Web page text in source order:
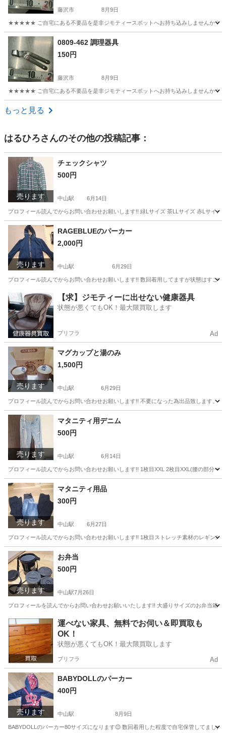
藤沢市 8月9日
★★★★★ ご自宅にある不要品を是非ジモティースポットへお持ち込みしませんか？
神奈川 藤沢市 調理器具 現地
0809-462 調理器具
150円
藤沢市 8月9日
★★★★★ ご自宅にある不要品を是非ジモティースポットへお持ち込みしませんか？
神奈川 藤沢市
もっと見る
はるひろさんのその他の投稿記事：
売ります
チェックシャツ
500円
中山駅 6月14日
プロフィール読んでからお問い合わせお願いします!! 緑Lサイズ 茶LLサイズ 赤Lサイ
神奈川 横浜市 シャツ
売ります
RAGEBLUEのパーカー
2,000円
中山駅 6月29日
プロフィール読んでからお問い合わせお願いします!! 数回着用してますが状態はすご
神奈川 横浜市 中山駅 パーカー ネイビー
【求】ジモティーに出せない健康器具
状態が悪くてもOK！最大限買取します
プリフラ Ad
売ります
マグカップと湯のみ
1,500円
中山駅 6月29日
プロフィール読んでからお問い合わせお願いします!! 不要になった為出品致します。
神奈川 横浜市 食器
売ります
マタニティ用デニム
500円
中山駅 6月14日
プロフィール読んでからお問い合わせお願いします!! 1枚目XXL 2枚目XXL(腰の部分
神奈川 横浜市 マタニティ用品
売ります
マタニティ用品
300円
中山駅 6月27日
プロフィール読んでからお問い合わせお願いします!! 1枚目ストレッチ素材のレギン
神奈川 横浜市 中山駅
売ります
お弁当
500円
中山駅7月26日
プロフィールを読んでからお問い合わせお願いいたします!! 大盛りサイズのお弁当箱
神奈川 横浜市 中山駅 その他
運べない家具、無料でお伺い＆即買取も
OK！
状態が悪くてもOK！最大限買取します
プリフラ Ad
売ります
BABYDOLLのパーカー
400円
中山駅 8月9日
BABYDOLLのパーカー80サイズになります😊 数回着用した程度で自宅保管してまし